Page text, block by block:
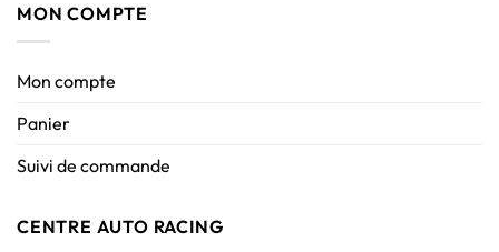
MON COMPTE
Mon compte
Panier
Suivi de commande
CENTRE AUTO RACING